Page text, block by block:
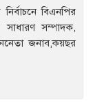
বিএনপির
সাধারণ সম্পাদক,
জনাব,কয়ছর